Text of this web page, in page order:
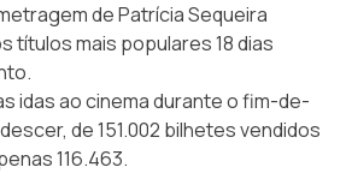
de Patrícia Sequeira
títulos mais populares 18 dias
idas ao cinema durante o fim-de-
de 151.002 bilhetes vendidos
116.463.